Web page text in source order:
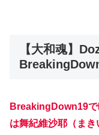
【大和魂】
BreakingDown19
は舞紀維沙耶（まき